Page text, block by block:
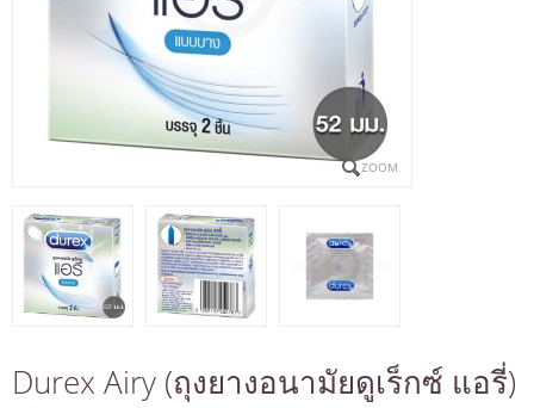
ZOOM
Durex Airy (ถุงยางอนามัยดูเร็กซ์ แอรี่)